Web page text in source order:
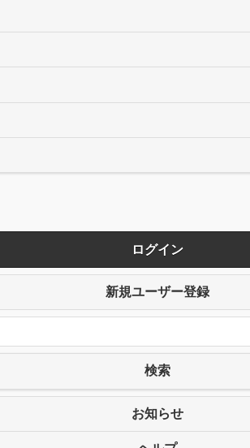
ログイン
新規ユーザー登録
検索
お知らせ